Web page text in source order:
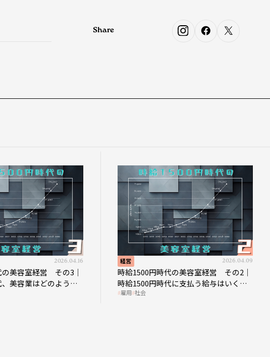
Share
2026.04.16
の美容室経営 その3｜
美容業はどのような
？
経営 2026.04.09
時給1500円時代の美容室経営 その2｜
時給1500円時代に支払う給与はいくら
なのか
雇用 社会